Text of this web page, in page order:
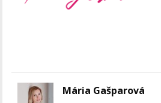
Mária Gašparová